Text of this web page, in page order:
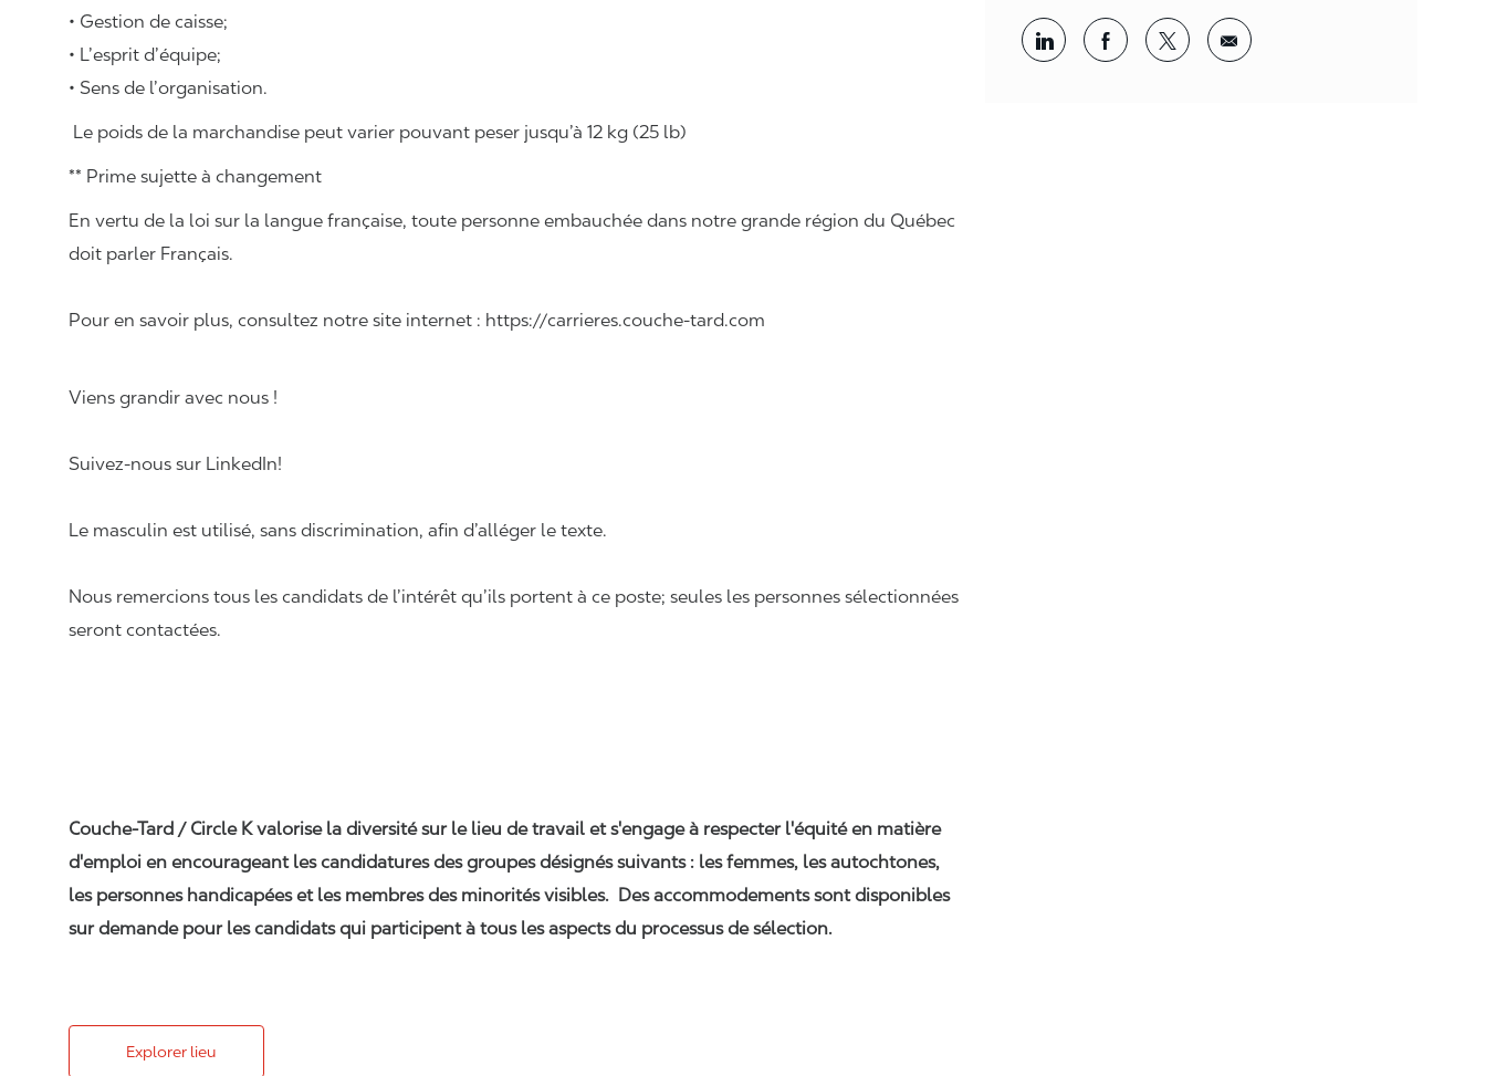
• Gestion de caisse;
• L’esprit d’équipe;
• Sens de l’organisation.
Le poids de la marchandise peut varier pouvant peser jusqu’à 12 kg (25 lb)
** Prime sujette à changement
En vertu de la loi sur la langue française, toute personne embauchée dans notre grande région du Québec
doit parler Français.
Pour en savoir plus, consultez notre site internet : https://carrieres.couche-tard.com
Viens grandir avec nous !
Suivez-nous sur LinkedIn!
Le masculin est utilisé, sans discrimination, afin d’alléger le texte.
Nous remercions tous les candidats de l’intérêt qu’ils portent à ce poste; seules les personnes sélectionnées
seront contactées.
Couche-Tard / Circle K valorise la diversité sur le lieu de travail et s'engage à respecter l'équité en matière
d'emploi en encourageant les candidatures des groupes désignés suivants : les femmes, les autochtones,
les personnes handicapées et les membres des minorités visibles. Des accommodements sont disponibles
sur demande pour les candidats qui participent à tous les aspects du processus de sélection.
Explorer lieu
Partager par LinkedIn
Partager par Facebook
<span style='background-color:
<span style='background-